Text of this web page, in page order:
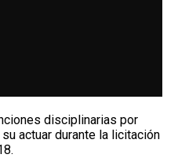
disciplinarias por
actuar durante la licitación